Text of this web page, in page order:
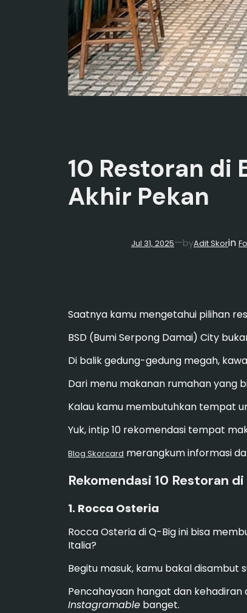
10 Restoran di
Akhir Pekan
Jul 31, 2025—byAdit Skorin
Saatnya kamu mengetahui pilihan
BSD (Bumi Serpong Damai) City
Di balik gedung-gedung megah,
Dari menu makanan rumahan yang
Kalau kamu membutuhkan tempat
Yuk, intip 10 rekomendasi tempat
Blog Skorcard merangkum informasi
Rekomendasi 10 Restoran di
1. Rocca Osteria
Rocca Osteria di Q-Big ini bisa
Italia?
Begitu masuk, kamu bakal disambut
Pencahayaan hangat dan
Instagramable banget.